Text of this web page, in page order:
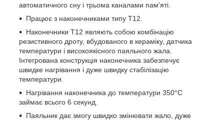
автоматичного сну і трьома каналами пам'яті.
Працює з наконечниками типу T12.
Наконечники T12 являють собою комбінацію
резистивного дроту, вбудованого в кераміку, датчика
температури і високоякісного паяльного жала.
Інтегрована конструкція наконечника забезпечує
швидке нагрівання і дуже швидку стабілізацію
температури.
Нагрівання наконечника до температури 350°С
займає всього 6 секунд.
Паяльник дає змогу швидко змінювати жало, дуже